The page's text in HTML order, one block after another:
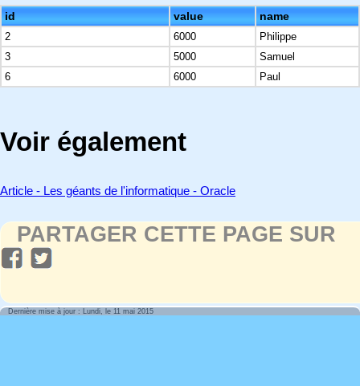
id value name
2 6000
Philippe
3
5000
Samuel
6
6000 Paul
Voir également
Article - Les géants de l'informatique - Oracle
PARTAGER CETTE PAGE SUR
Dernière mise à jour : Lundi, le 11 mai 2015